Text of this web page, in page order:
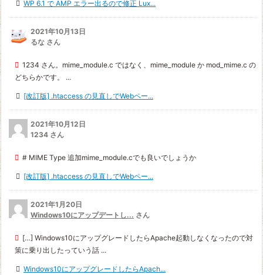
WP 6.1 で AMP エラー出るので修正 Lux...
2021年10月13日
るな さん
1234 さん。mime_module.c ではなく、mime_module か mod_mime.c の
どちらかです。 ...
[改訂版] .htaccess の見直しでWebペー...
2021年10月12日
1234 さん
# MIME Type 追加mime_module.cでも良いでしょうか
[改訂版] .htaccess の見直しでWebペー...
2021年1月20日
Windows10にアップデートし... さん
[…] Windows10にアップグレードしたらApache起動しなくなったので対
策に乗り出したっていう話 ...
Windows10にアップグレードしたらApach...